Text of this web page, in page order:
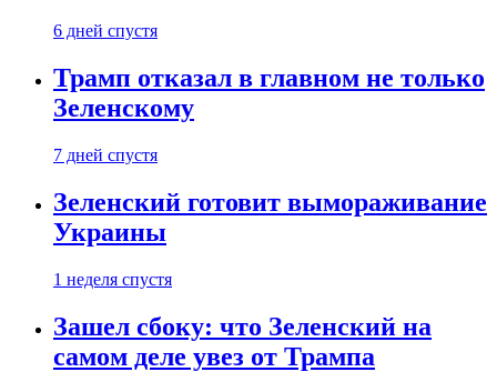
6 дней спустя
Трамп отказал в главном не только
Зеленскому
7 дней спустя
Зеленский готовит вымораживание
Украины
1 неделя спустя
Зашел сбоку: что Зеленский на
самом деле увез от Трампа